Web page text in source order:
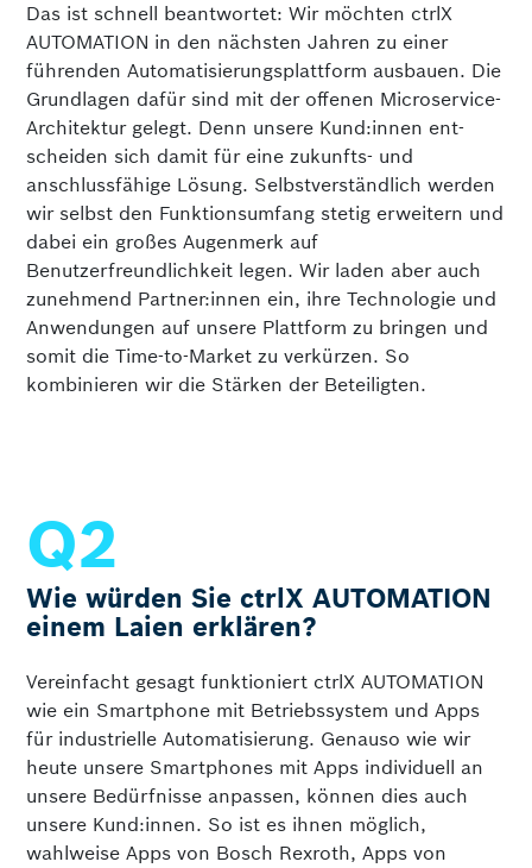
Das ist schnell beantwortet: Wir möchten ctrlX
AUTOMATION in den nächsten Jahren zu einer
führenden Automatisierungsplattform ausbauen. Die
Grundlagen dafür sind mit der offenen Microservice-
Architektur gelegt. Denn unsere Kund:innen ent­
scheiden sich damit für eine zukunfts- und
anschlussfähige Lösung. Selbstverständ­lich werden
wir selbst den Funktionsumfang stetig erweitern und
dabei ein großes Augenmerk auf
Benutzerfreundlichkeit legen. Wir laden aber auch
zunehmend Partner:innen ein, ihre Technologie und
Anwendungen auf unsere Plattform zu bringen und
somit die Time-to-Market zu verkürzen. So
kombinieren wir die Stärken der Be­teiligten.
Wie würden Sie ctrlX AUTOMATION
einem Laien erklären?
Vereinfacht gesagt funktioniert ctrlX AUTOMATION
wie ein Smartphone mit Betriebs­system und Apps
für industrielle Automatisierung. Genauso wie wir
heute unsere Smartphones mit Apps individuell an
unsere Bedürfnisse anpassen, können dies auch
unsere Kund:innen. So ist es ihnen möglich,
wahlweise Apps von Bosch Rexroth, Apps von